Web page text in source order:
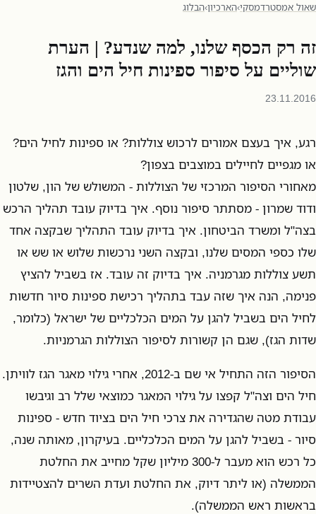
שאול אמסטרדמסקי›הארכיון›הבלוג
זה רק הכסף שלנו, למה שנדע? | הערת
שוליים על סיפור ספינות חיל הים והגז
23.11.2016
רגע, איך בעצם אמורים לרכוש צוללות? או ספינות לחיל הים?
או מגפיים לחיילים במוצבים בצפון?
מאחורי הסיפור המרכזי של הצוללות - המשולש של הון, שלטון
ודוד שמרון - מסתתר סיפור נוסף. איך בדיוק עובד תהליך הרכש
בצה"ל ומשרד הביטחון. איך בדיוק עובד התהליך שבקצה אחד
שלו כספי המסים שלנו, ובקצה השני נרכשות שלוש או שש או
תשע צוללות מגרמניה. איך בדיוק זה עובד. אז בשביל להציץ
פנימה, הנה איך שזה עבד בתהליך רכישת ספינות סיור חדשות
לחיל הים בשביל להגן על המים הכלכליים של ישראל (כלומר,
שדות הגז), שגם הן קשורות לסיפור הצוללות הגרמניות.
הסיפור הזה התחיל אי שם ב-2012, אחרי גילוי מאגר הגז לוויתן.
חיל הים וצה"ל קפצו על גילוי המאגר כמוצאי שלל רב וגיבשו
עבודת מטה שהגדירה את צרכי חיל הים בציוד חדש - ספינות
סיור - בשביל להגן על המים הכלכליים. בעיקרון, מאותה שנה,
כל רכש הוא מעבר ל-300 מיליון שקל מחייב את החלטת
הממשלה (או ליתר דיוק, את החלטת ועדת השרים להצטיידות
בראשות ראש הממשלה).